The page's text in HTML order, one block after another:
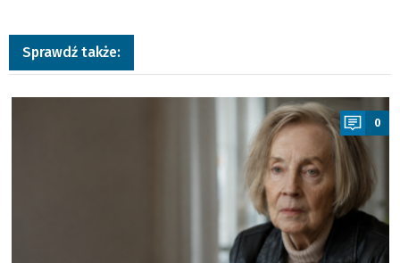
Sprawdź także:
a
0